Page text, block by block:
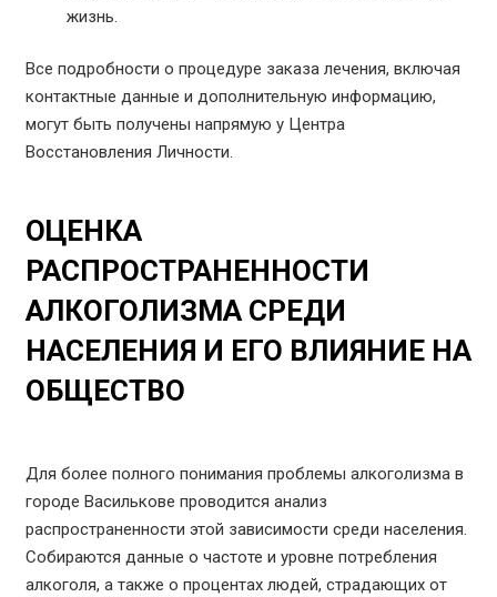
жизнь.
Все подробности о процедуре заказа лечения, включая
контактные данные и дополнительную информацию,
могут быть получены напрямую у Центра
Восстановления Личности.
ОЦЕНКА
РАСПРОСТРАНЕННОСТИ
АЛКОГОЛИЗМА СРЕДИ
НАСЕЛЕНИЯ И ЕГО ВЛИЯНИЕ НА
ОБЩЕСТВО
Для более полного понимания проблемы алкоголизма в
городе Василькове проводится анализ
распространенности этой зависимости среди населения.
Собираются данные о частоте и уровне потребления
алкоголя, а также о процентах людей, страдающих от